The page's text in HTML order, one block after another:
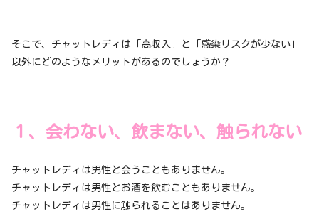
そこで、チャットレディは「高収入」と「感染リスクが少ない」
以外にどのようなメリットがあるのでしょうか？
１、会わない、飲まない、触られない
チャットレディは男性と会うこともありません。
チャットレディは男性とお酒を飲むこともありません。
チャットレディは男性に触られることはありません。